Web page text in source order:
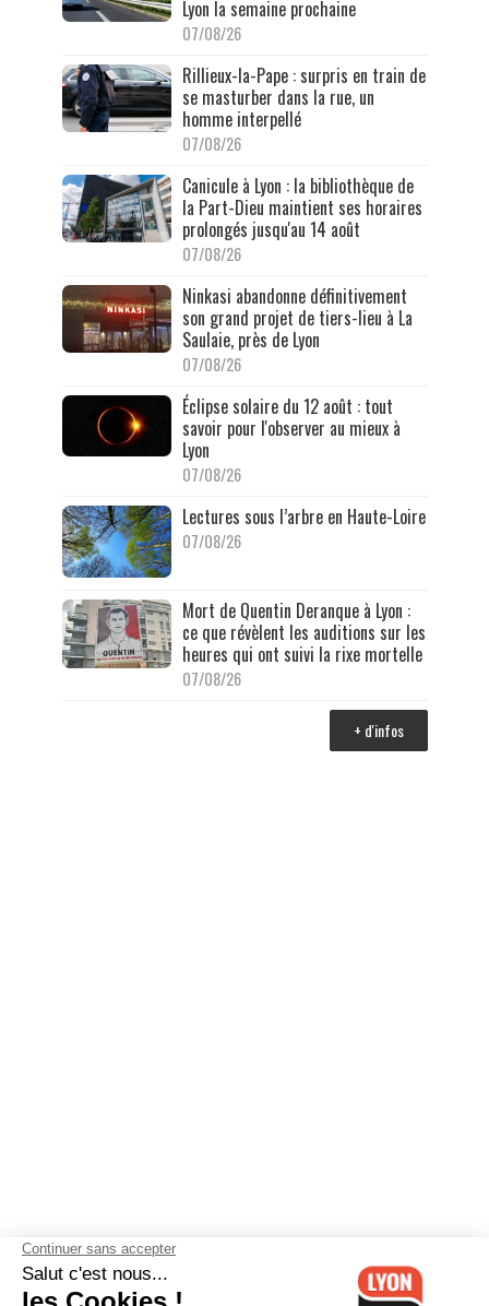
Lyon la semaine prochaine
07/08/26
Rillieux-la-Pape : surpris en train de
se masturber dans la rue, un
homme interpellé
07/08/26
Canicule à Lyon : la bibliothèque de
la Part-Dieu maintient ses horaires
prolongés jusqu'au 14 août
07/08/26
Ninkasi abandonne définitivement
son grand projet de tiers-lieu à La
Saulaie, près de Lyon
07/08/26
Éclipse solaire du 12 août : tout
savoir pour l'observer au mieux à
Lyon
07/08/26
Lectures sous l’arbre en Haute-Loire
07/08/26
Mort de Quentin Deranque à Lyon :
ce que révèlent les auditions sur les
heures qui ont suivi la rixe mortelle
07/08/26
+ d'infos